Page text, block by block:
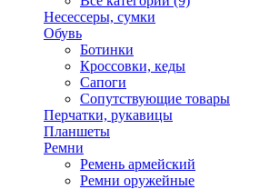
Несессеры, сумки
Обувь
Ботинки
Кроссовки, кеды
Сапоги
Сопутствующие товары
Перчатки, рукавицы
Планшеты
Ремни
Ремень армейский
Ремни оружейные